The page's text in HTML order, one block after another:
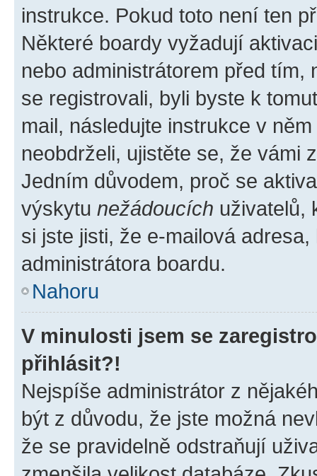
instrukce. Pokud toto není ten
Některé boardy vyžadují
nebo administrátorem před tím,
se registrovali, byli byste k
mail, následujte instrukce v
neobdrželi, ujistěte se, že vámi
Jedním důvodem, proč se
výskytu nežádoucích uživatelů,
si jste jisti, že e-mailová
administrátora boardu.
Nahoru
V minulosti jsem se
přihlásit?!
Nejspíše administrátor z
být z důvodu, že jste možná
že se pravidelně odstraňují